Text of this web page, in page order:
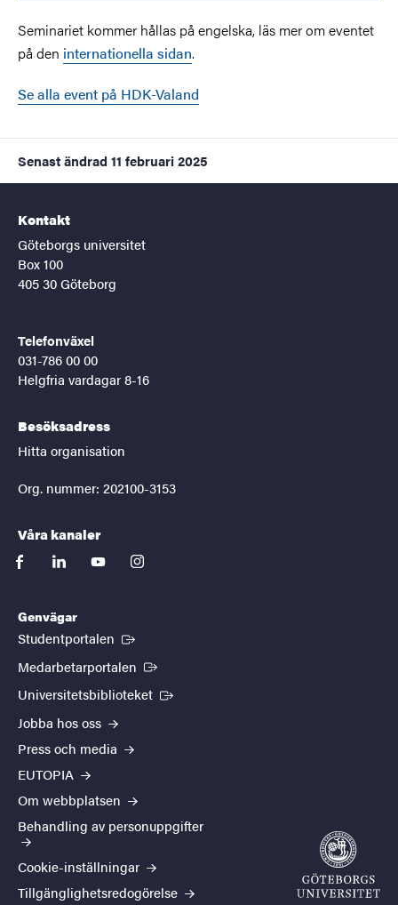
Seminariet kommer hållas på engelska, läs mer om eventet
på den internationella sidan.
Se alla event på HDK-Valand
Senast ändrad 11 februari 2025
Kontakt
Göteborgs universitet
Box 100
405 30 Göteborg
Telefonväxel
031-786 00 00
Helgfria vardagar 8-16
Besöksadress
Hitta organisation
Org. nummer: 202100-3153
Våra kanaler
facebooklinkedinyoutubeinstagram
Genvägar
Studentportalen (Extern länk)
Medarbetarportalen (Extern länk)
Universitetsbiblioteket (Extern länk)
Jobba hos oss
Press och media
EUTOPIA
Om webbplatsen
Behandling av personuppgifter
Cookie-inställningar
Tillgänglighetsredogörelse